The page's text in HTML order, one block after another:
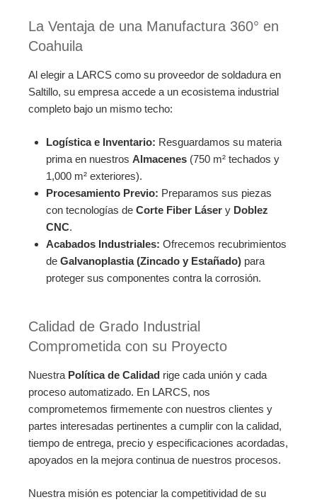
La Ventaja de una Manufactura 360° en
Coahuila
Al elegir a LARCS como su proveedor de soldadura en
Saltillo, su empresa accede a un ecosistema industrial
completo bajo un mismo techo:
Logística e Inventario: Resguardamos su materia
prima en nuestros Almacenes (750 m² techados y
1,000 m² exteriores).
Procesamiento Previo: Preparamos sus piezas
con tecnologías de Corte Fiber Láser y Doblez
CNC.
Acabados Industriales: Ofrecemos recubrimientos
de Galvanoplastia (Zincado y Estañado) para
proteger sus componentes contra la corrosión.
Calidad de Grado Industrial
Comprometida con su Proyecto
Nuestra Política de Calidad rige cada unión y cada
proceso automatizado. En LARCS, nos
comprometemos firmemente con nuestros clientes y
partes interesadas pertinentes a cumplir con la calidad,
tiempo de entrega, precio y especificaciones acordadas,
apoyados en la mejora continua de nuestros procesos.
Nuestra misión es potenciar la competitividad de su